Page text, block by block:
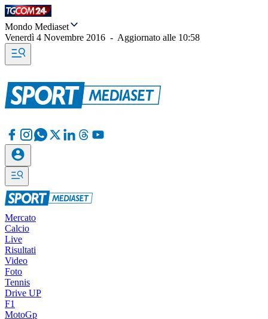
Mondo Mediaset
Venerdì 4 Novembre 2016 - Aggiornato alle 10:58
Mercato
Calcio
Live
Risultati
Video
Foto
Tennis
Drive UP
F1
MotoGp